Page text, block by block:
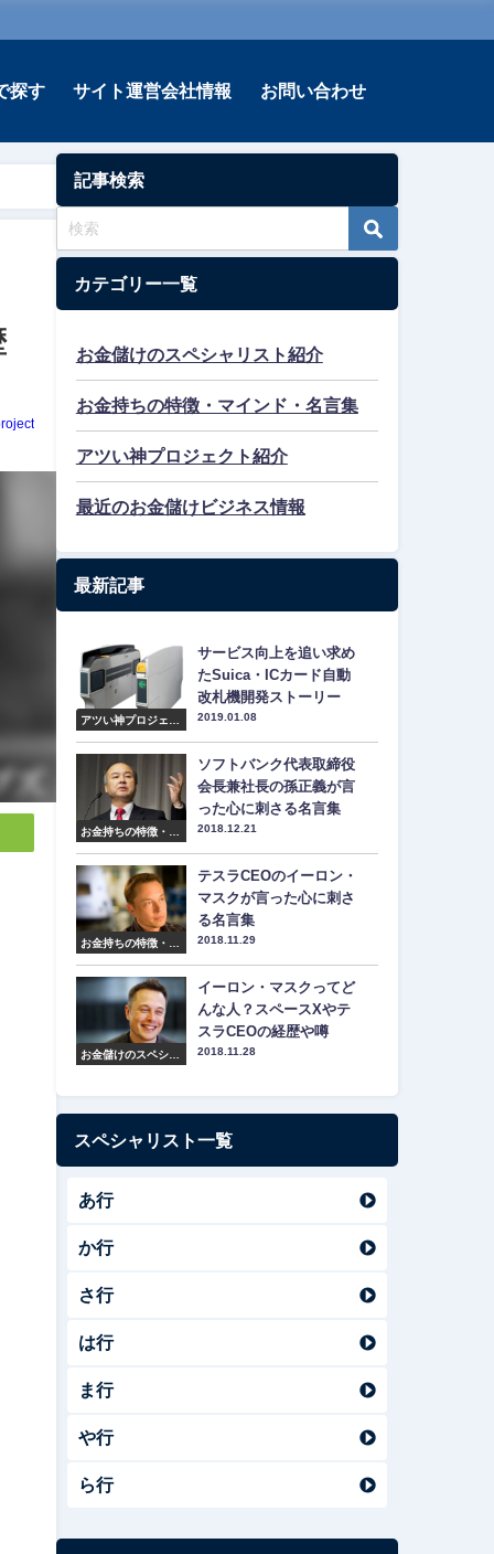
探す サイト運営会社情報 お問い合わせ
記事検索
カテゴリー一覧
お金儲けのスペシャリスト紹介
お金持ちの特徴・マインド・名言集
アツい神プロジェクト紹介
最近のお金儲けビジネス情報
最新記事
アツい神プロジェク
サービス向上を追い求め
たSuica・ICカード自動
改札機開発ストーリー
2019.01.08
お金持ちの特徴・マ
ソフトバンク代表取締役
会長兼社長の孫正義が言
った心に刺さる名言集
2018.12.21
お金持ちの特徴・マ
テスラCEOのイーロン・
マスクが言った心に刺さ
る名言集
2018.11.29
お金儲けのスペシャ
イーロン・マスクってど
んな人？スペースXやテ
スラCEOの経歴や噂
2018.11.28
スペシャリスト一覧
あ行
か行
さ行
は行
ま行
や行
ら行